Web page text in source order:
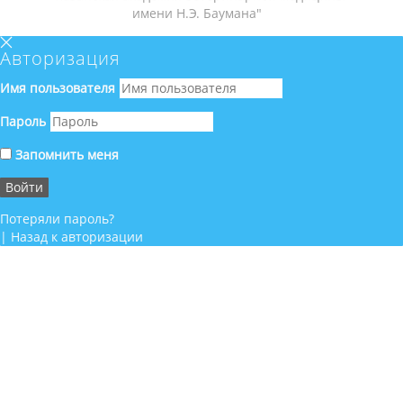
имени Н.Э. Баумана"
Авторизация
Имя пользователя
Пароль
Запомнить меня
Потеряли пароль?
| Назад к авторизации